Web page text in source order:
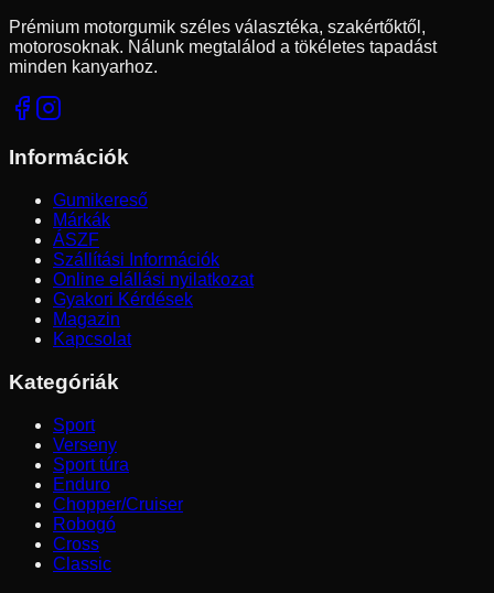
Prémium motorgumik széles választéka, szakértőktől,
motorosoknak. Nálunk megtalálod a tökéletes tapadást
minden kanyarhoz.
Információk
Gumikereső
Márkák
ÁSZF
Szállítási Információk
Online elállási nyilatkozat
Gyakori Kérdések
Magazin
Kapcsolat
Kategóriák
Sport
Verseny
Sport túra
Enduro
Chopper/Cruiser
Robogó
Cross
Classic